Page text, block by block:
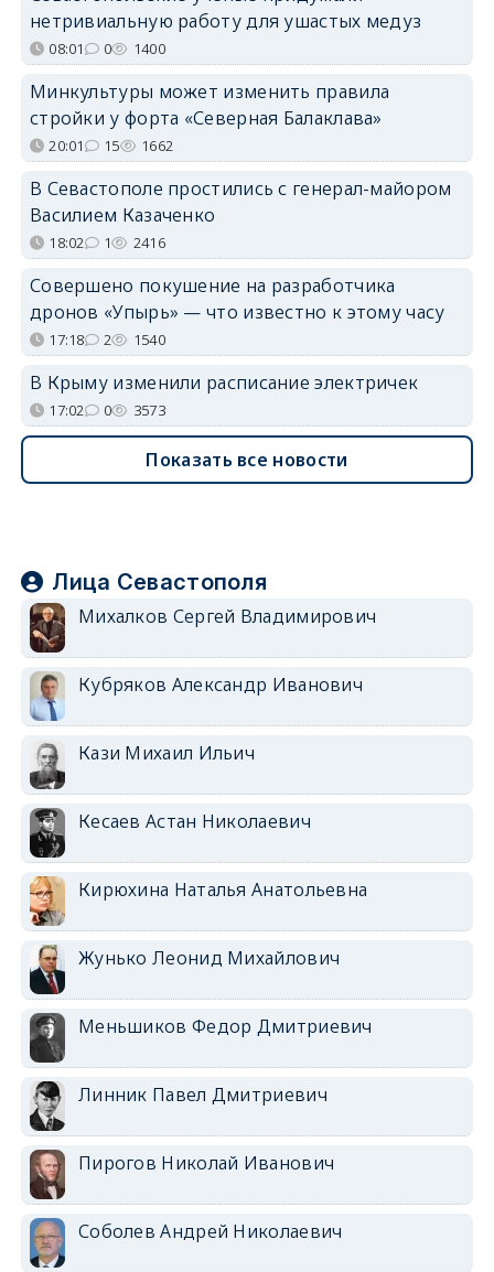
нетривиальную работу для ушастых медуз
08:01 0 1400
Минкультуры может изменить правила
стройки у форта «Северная Балаклава»
20:01 15 1662
В Севастополе простились с генерал-майором
Василием Казаченко
18:02 1 2416
Совершено покушение на разработчика
дронов «Упырь» — что известно к этому часу
17:18 2 1540
В Крыму изменили расписание электричек
17:02 0 3573
Показать все новости
Лица Севастополя
Михалков Сергей Владимирович
Кубряков Александр Иванович
Кази Михаил Ильич
Кесаев Астан Николаевич
Кирюхина Наталья Анатольевна
Жунько Леонид Михайлович
Меньшиков Федор Дмитриевич
Линник Павел Дмитриевич
Пирогов Николай Иванович
Соболев Андрей Николаевич